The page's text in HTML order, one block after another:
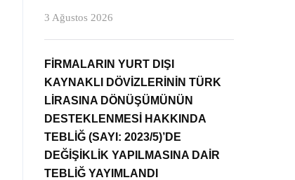
3 Ağustos 2026
FİRMALARIN YURT DIŞI
KAYNAKLI DÖVİZLERİNİN TÜRK
LİRASINA DÖNÜŞÜMÜNÜN
DESTEKLENMESİ HAKKINDA
TEBLİĞ (SAYI: 2023/5)’DE
DEĞİŞİKLİK YAPILMASINA DAİR
TEBLİĞ YAYIMLANDI